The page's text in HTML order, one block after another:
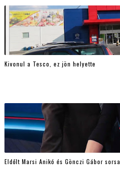
Kivonul a Tesco, ez jön helyette
Eldőlt Marsi Anikó és Gönczi Gábor sorsa